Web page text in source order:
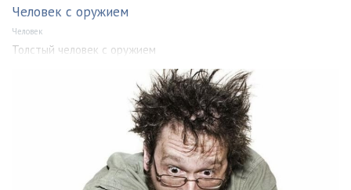
Человек с оружием
Человек
Толстый человек с оружием